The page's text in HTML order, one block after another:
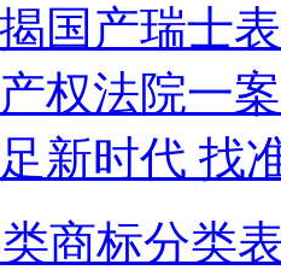
国产瑞士
权法院一
新时代 找
商标分类